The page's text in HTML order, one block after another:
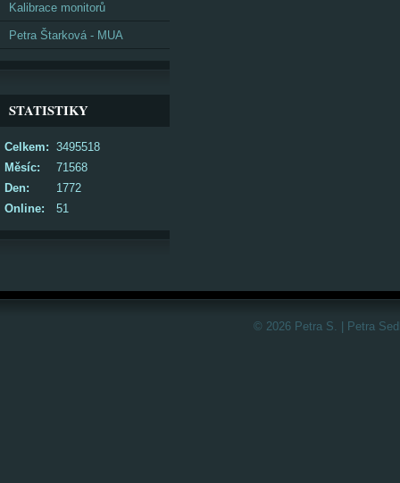
Kalibrace monitorů
Petra Štarková - MUA
STATISTIKY
Online: 51
Celkem: 3495518
Měsíc:
71568
Den:
1772
© 2026 Petra S. | Petra